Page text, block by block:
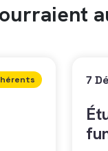
7